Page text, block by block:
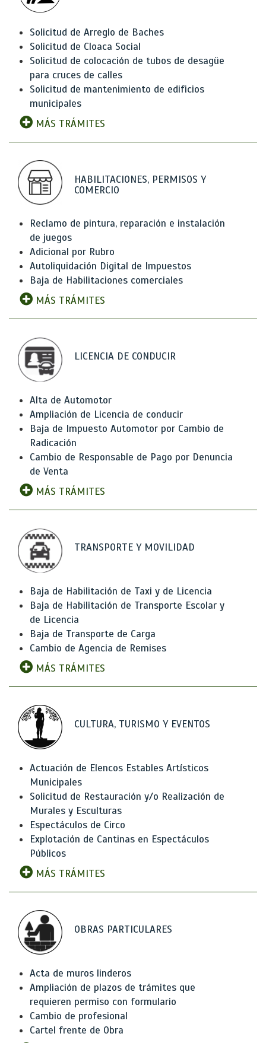
Solicitud de Arreglo de Baches
Solicitud de Cloaca Social
Solicitud de colocación de tubos de desagüe
para cruces de calles
Solicitud de mantenimiento de edificios
municipales
MÁS TRÁMITES
HABILITACIONES, PERMISOS Y
COMERCIO
Reclamo de pintura, reparación e instalación
de juegos
Adicional por Rubro
Autoliquidación Digital de Impuestos
Baja de Habilitaciones comerciales
MÁS TRÁMITES
LICENCIA DE CONDUCIR
Alta de Automotor
Ampliación de Licencia de conducir
Baja de Impuesto Automotor por Cambio de
Radicación
Cambio de Responsable de Pago por Denuncia
de Venta
MÁS TRÁMITES
TRANSPORTE Y MOVILIDAD
Baja de Habilitación de Taxi y de Licencia
Baja de Habilitación de Transporte Escolar y
de Licencia
Baja de Transporte de Carga
Cambio de Agencia de Remises
MÁS TRÁMITES
CULTURA, TURISMO Y EVENTOS
Actuación de Elencos Estables Artísticos
Municipales
Solicitud de Restauración y/o Realización de
Murales y Esculturas
Espectáculos de Circo
Explotación de Cantinas en Espectáculos
Públicos
MÁS TRÁMITES
OBRAS PARTICULARES
Acta de muros linderos
Ampliación de plazos de trámites que
requieren permiso con formulario
Cambio de profesional
Cartel frente de Obra